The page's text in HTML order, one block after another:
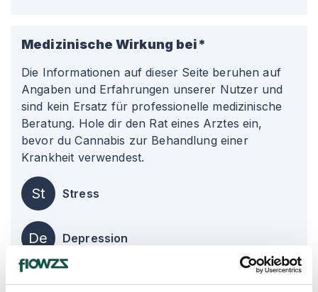
Medizinische Wirkung bei*
Die Informationen auf dieser Seite beruhen auf
Angaben und Erfahrungen unserer Nutzer und
sind kein Ersatz für professionelle medizinische
Beratung. Hole dir den Rat eines Arztes ein,
bevor du Cannabis zur Behandlung einer
Krankheit verwendest.
St Stress
De Depression
Ko Kopfschmerzen